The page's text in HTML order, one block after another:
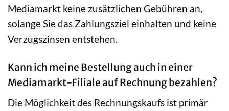
Mediamarkt keine zusätzlichen Gebühren an,
solange Sie das Zahlungsziel einhalten und keine
Verzugszinsen entstehen.
Kann ich meine Bestellung auch in einer
Mediamarkt-Filiale auf Rechnung bezahlen?
Die Möglichkeit des Rechnungskaufs ist primär